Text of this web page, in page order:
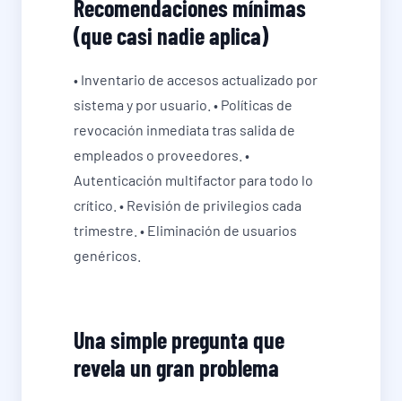
Recomendaciones mínimas
(que casi nadie aplica)
• Inventario de accesos actualizado por
sistema y por usuario. • Políticas de
revocación inmediata tras salida de
empleados o proveedores. •
Autenticación multifactor para todo lo
crítico. • Revisión de privilegios cada
trimestre. • Eliminación de usuarios
genéricos.
Una simple pregunta que
revela un gran problema